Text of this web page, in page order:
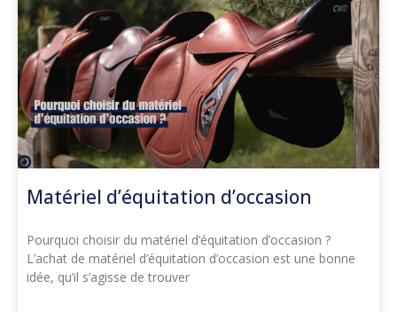
Matériel d’équitation d’occasion
Pourquoi choisir du matériel d’équitation d’occasion ?
L’achat de matériel d’équitation d’occasion est une bonne
idée, qu’il s’agisse de trouver